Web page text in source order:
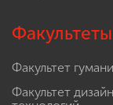
Факультеты
Факультет
Факультет